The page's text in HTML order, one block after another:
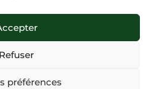
Refuser
préférences
avec <3 parLa Digit’Cave
: nous avons à cœur d’accueillir
d’acquérir toutes les connaissances et
individuellement et lorsque cela est